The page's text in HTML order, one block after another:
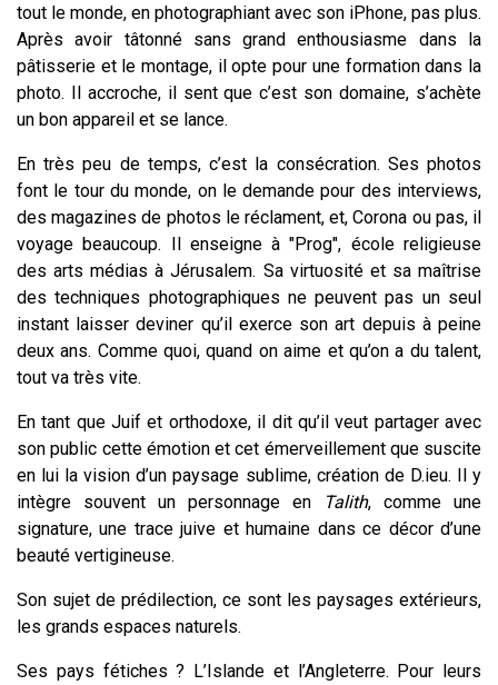
tout le monde, en photographiant avec son iPhone, pas plus.
Après avoir tâtonné sans grand enthousiasme dans la
pâtisserie et le montage, il opte pour une formation dans la
photo. Il accroche, il sent que c’est son domaine, s’achète
un bon appareil et se lance.
En très peu de temps, c’est la consécration. Ses photos
font le tour du monde, on le demande pour des interviews,
des magazines de photos le réclament, et, Corona ou pas, il
voyage beaucoup. Il enseigne à "Prog", école religieuse
des arts médias à Jérusalem. Sa virtuosité et sa maîtrise
des techniques photographiques ne peuvent pas un seul
instant laisser deviner qu’il exerce son art depuis à peine
deux ans. Comme quoi, quand on aime et qu’on a du talent,
tout va très vite.
En tant que Juif et orthodoxe, il dit qu’il veut partager avec
son public cette émotion et cet émerveillement que suscite
en lui la vision d’un paysage sublime, création de D.ieu. Il y
intègre souvent un personnage en
Talith, comme une
signature, une trace juive et humaine dans ce décor d’une
beauté vertigineuse.
Son sujet de prédilection, ce sont les paysages extérieurs,
les grands espaces naturels.
Ses pays fétiches ? L’Islande et l’Angleterre. Pour leurs